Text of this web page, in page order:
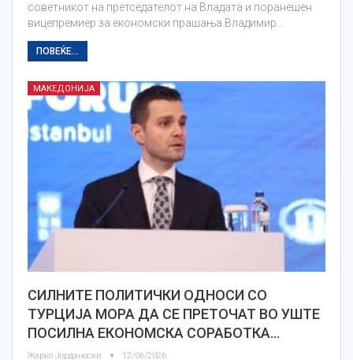
советникот на претседателот на Владата и поранешен
вицепремиер за економски прашања Владимир…
ПОВЕЌЕ...
МАКЕДОНИЈА
СИЛНИТЕ ПОЛИТИЧКИ ОДНОСИ СО
ТУРЦИЈА МОРА ДА СЕ ПРЕТОЧАТ ВО УШТЕ
ПОСИЛНА ЕКОНОМСКА СОРАБОТКА…
Жарко Јорданоски 12/06/2026